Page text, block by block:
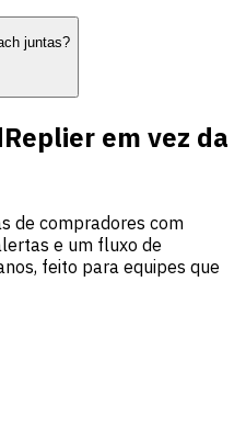
juntas?
em vez da
de compradores com
e um fluxo de
feito para equipes que